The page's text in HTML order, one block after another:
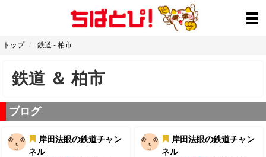
トップ 鉄道 - 柏市
鉄道 ＆柏市
ブログ
岸田法眼の鉄道チャン
ネル
岸田法眼の鉄道チャン
ネル